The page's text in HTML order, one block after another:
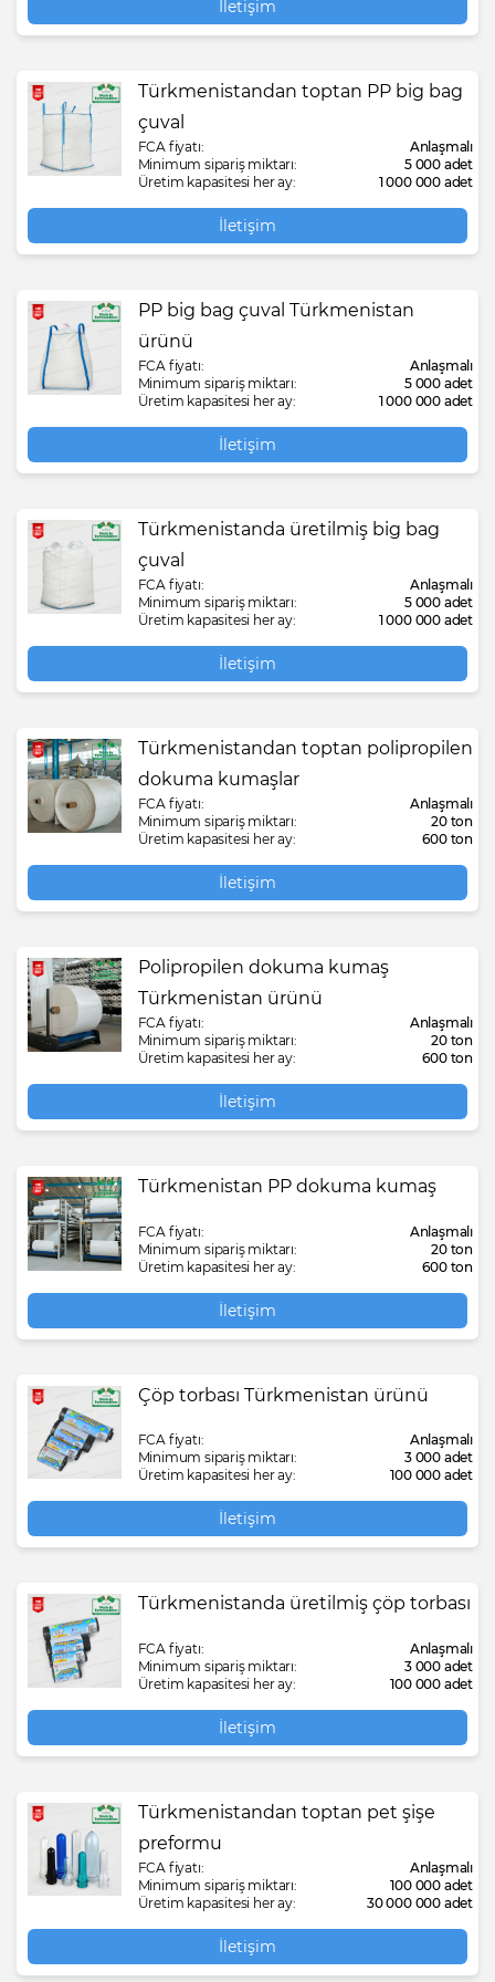
İletişim
Türkmenistandan toptan PP big bag
çuval
FCA fiyatı:
Anlaşmalı
Minimum sipariş miktarı:
5 000 adet
Üretim kapasitesi her ay:
1 000 000 adet
İletişim
PP big bag çuval Türkmenistan
ürünü
FCA fiyatı:
Anlaşmalı
Minimum sipariş miktarı:
5 000 adet
Üretim kapasitesi her ay:
1 000 000 adet
İletişim
Türkmenistanda üretilmiş big bag
çuval
FCA fiyatı:
Anlaşmalı
Minimum sipariş miktarı:
5 000 adet
Üretim kapasitesi her ay:
1 000 000 adet
İletişim
Türkmenistandan toptan polipropilen
dokuma kumaşlar
FCA fiyatı:
Anlaşmalı
Minimum sipariş miktarı:
20 ton
Üretim kapasitesi her ay:
600 ton
İletişim
Polipropilen dokuma kumaş
Türkmenistan ürünü
FCA fiyatı:
Anlaşmalı
Minimum sipariş miktarı:
20 ton
Üretim kapasitesi her ay:
600 ton
İletişim
Türkmenistan PP dokuma kumaş
FCA fiyatı:
Anlaşmalı
Minimum sipariş miktarı:
20 ton
Üretim kapasitesi her ay:
600 ton
İletişim
Çöp torbası Türkmenistan ürünü
FCA fiyatı:
Anlaşmalı
Minimum sipariş miktarı:
3 000 adet
Üretim kapasitesi her ay:
100 000 adet
İletişim
Türkmenistanda üretilmiş çöp torbası
FCA fiyatı:
Anlaşmalı
Minimum sipariş miktarı:
3 000 adet
Üretim kapasitesi her ay:
100 000 adet
İletişim
Türkmenistandan toptan pet şişe
preformu
FCA fiyatı:
Anlaşmalı
Minimum sipariş miktarı:
100 000 adet
Üretim kapasitesi her ay:
30 000 000 adet
İletişim